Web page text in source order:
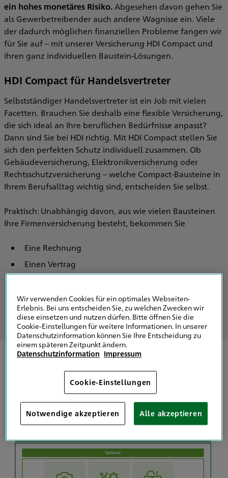
ein hohes monetäres Risiko. Abgesehen davon gehen Sie
als Gewerbetreibender auch andere Wagnisse ein. Viele
der dadurch möglichen finanziellen Probleme fangen wir
für Sie auf – mit unserer Versicherung HDI Compact und
ihren ganz individuellen Baustein-Lösungen.
HDI Compact für Handelsvertreter
Selbstständiger Handelsvertreter ist ein Job mit vielen
Facetten. Brauchen Sie deshalb eine flexible Versicherung,
die sich ideal an Ihre beruflichen Bedürfnisse anpasst?
Dann sind Sie bei HDI richtig. Mit HDI Compact stellen Sie
sich den perfekten Schutz individuell zusammen. Ob
Gebäudeversicherung, Elektronikversicherung oder
Rechtsschutzversicherung – welche Compact-Bausteine in
Ihrem Berufsalltag wichtig sind, entscheiden Sie selbst.
Praktisch: Unabhängig davon, aus wie vielen Bausteinen
Ihre Firmenversicherung besteht, bekommen Sie
Eine Rechnung
Einen Vertrag
Und so sieht das Rundum-Paket unserer HDI
Firmenversicherung aus
Wir verwenden Cookies für ein optimales Webseiten-
Erlebnis. Bei uns entscheiden Sie, zu welchen Zwecken wir
diese einsetzen und nutzen dürfen. Bitte öffnen Sie die
Cookie-Einstellungen für weitere Informationen. In unserer
Datenschutzinformation können Sie Ihre Entscheidung zu
einem späteren Zeitpunkt ändern.
Datenschutzinformation Impressum
Cookie-Einstellungen
Notwendige akzeptieren Alle akzeptieren